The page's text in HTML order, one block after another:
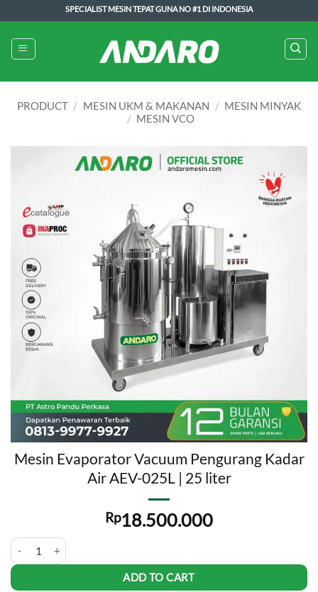
to
content
SPECIALIST MESIN TEPAT GUNA NO #1 DI INDONESIA
PRODUCT / MESIN UKM & MAKANAN / MESIN MINYAK
/ MESIN VCO
Mesin Evaporator Vacuum Pengurang Kadar
Air AEV-025L | 25 liter
Rp18.500.000
Mesin Evaporator Vacuum Pengurang Kadar Air AEV-025L | 25 liter
ADD TO CART